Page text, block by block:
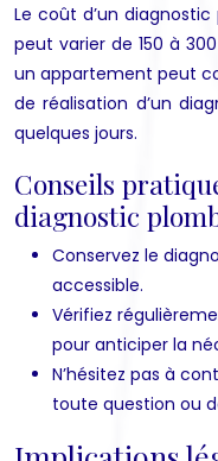
Le coût d’un
peut varier de 150 à
un appartement peut
de réalisation d’un
quelques jours.
Conseils
diagnostic
Conservez le
accessible.
Vérifiez
pour anticiper la
N’hésitez pas à
toute question ou